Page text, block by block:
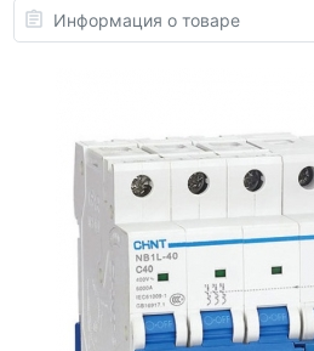
Информация о товаре